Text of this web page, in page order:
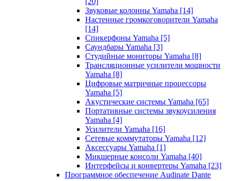
Звуковые колонны Yamaha [14]
Настенные громкоговорители Yamaha
[14]
Спикерфоны Yamaha [5]
Саундбары Yamaha [3]
Студийные мониторы Yamaha [8]
Трансляционные усилители мощности
Yamaha [8]
Цифровые матричные процессоры
Yamaha [5]
Акустические системы Yamaha [65]
Портативные системы звукоусиления
Yamaha [4]
Усилители Yamaha [16]
Сетевые коммутаторы Yamaha [12]
Аксессуары Yamaha [1]
Микшерные консоли Yamaha [40]
Интерфейсы и конвертеры Yamaha [23]
Программное обеспечение Audinate Dante